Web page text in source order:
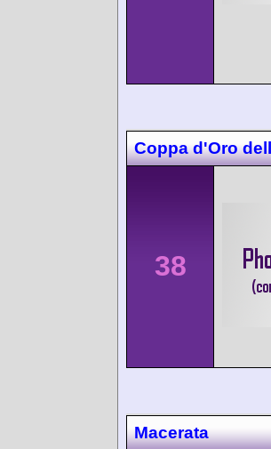
Coppa d'Oro
38
Macerata